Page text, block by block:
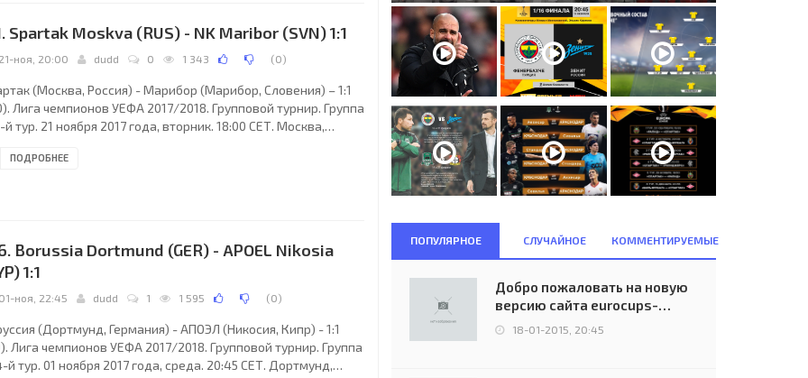
Spartak Moskva (RUS) - NK Maribor (SVN) 1:1
21-ноя, 20:00 dudd 0 1 343 (0)
(Москва, Россия) - Марибор (Марибор, Словения) – 1:1
Лига чемпионов УЕФА 2017/2018. Групповой турнир. Группа
й тур. 21 ноября 2017 года, вторник. 18:00 СЕТ. Москва,
при вместимости 45360). Главный арбитр: Уильям Коллам
ПОДРОБНЕЕ
Borussia Dortmund (GER) - APOEL Nikosia
1:1
01-ноя, 22:45 dudd 1 1 595 (0)
(Дортмунд, Германия) - АПОЭЛ (Никосия, Кипр) - 1:1
Лига чемпионов УЕФА 2017/2018. Групповой турнир. Группа
й тур. 01 ноября 2017 года, среда. 20:45 СЕТ. Дортмунд,
ПОПУЛЯРНОЕ СЛУЧАЙНОЕ КОММЕНТИРУЕМЫЕ
Добро пожаловать на новую
версию сайта eurocups-
uefa.ru
18-01-2015, 20:45